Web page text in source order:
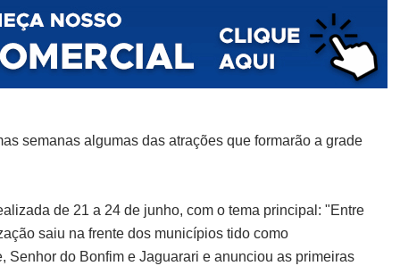
semanas algumas das atrações que formarão a grade
de 21 a 24 de junho, com o tema principal: "Entre
saiu na frente dos municípios tido como
do Bonfim e Jaguarari e anunciou as primeiras